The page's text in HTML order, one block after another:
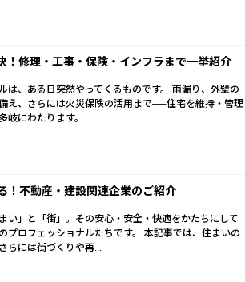
！修理・工事・保険・インフラまで一挙紹介
は、ある日突然やってくるものです。 雨漏り、外壁の
え、さらには火災保険の活用まで──住宅を維持・管理
岐にわたります。...
！不動産・建設関連企業のご紹介
い」と「街」。その安心・安全・快適をかたちにして
プロフェッショナルたちです。 本記事では、住まいの
らには街づくりや再...